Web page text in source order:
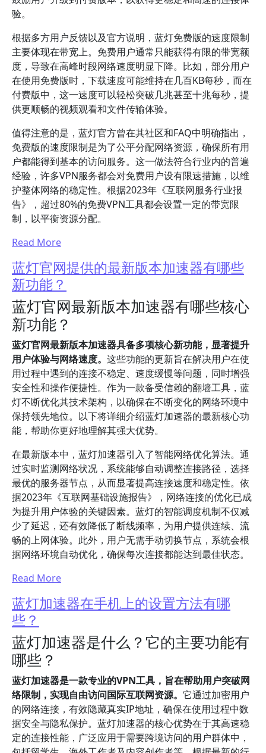
验。
根据多方用户反馈以及官方说明，蓝灯免费版的速度限制
主要体现在带宽上。免费用户通常只能获得有限的带宽额
度，导致在高峰时段网络速度明显下降。比如，部分用户
在使用免费版时，下载速度可能维持在几百KB每秒，而在
付费版中，这一速度可以轻松突破几兆甚至十兆每秒，提
供更顺畅的视频观看和文件传输体验。
值得注意的是，蓝灯官方曾在其社区和FAQ中明确指出，
免费版的速度限制是为了公平分配网络资源，确保所有用
户都能得到基本的访问服务。这一做法符合行业内的普遍
经验，许多VPN服务都会对免费用户设有限速措施，以维
护整体网络的稳定性。根据2023年《互联网服务行业报
告》，超过80%的免费VPN工具都会设置一定的带宽限
制，以平衡资源分配。
Read More
蓝灯官网提供的最新版本加速器有哪些
新功能？
蓝灯官网最新版本加速器有哪些核心
新功能？
蓝灯官网最新版本加速器具备多项核心新功能，显著提升
用户体验与网络速度。 这些功能的更新旨在解决用户在使
用过程中遇到的连接不稳定、速度缓慢等问题，同时增强
安全性和操作便捷性。作为一款备受信赖的翻墙工具，蓝
灯不断优化其技术架构，以确保在不断变化的网络环境中
保持领先地位。以下将详细介绍蓝灯加速器的最新核心功
能，帮助你更好地理解其强大优势。
在最新版本中，蓝灯加速器引入了智能网络优化算法。通
过实时监测网络状况，系统能够自动调整连接路径，选择
最优的服务器节点，从而显著提高连接速度和稳定性。依
据2023年《互联网基础设施报告》，网络连接的优化已成
为提升用户体验的关键因素。蓝灯的智能调度机制不仅减
少了延迟，还有效降低了断线频率，为用户提供连续、流
畅的上网体验。此外，用户无需手动切换节点，系统会根
据网络环境自动优化，确保每次连接都能达到最佳状态。
Read More
蓝灯加速器在手机上的设置方法有哪
些？
蓝灯加速器是什么？它的主要功能有
哪些？
蓝灯加速器是一款专业的VPN工具，旨在帮助用户突破网
络限制，实现自由访问国际互联网资源。 它通过加密用户
的网络连接，有效隐藏真实IP地址，确保在使用过程中数
据安全与隐私保护。蓝灯加速器的核心优势在于其高速稳
定的连接性能，广泛应用于需要跨境访问的用户群体中，